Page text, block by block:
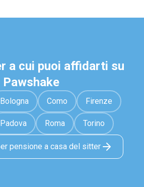
a cui puoi affidarti su
Pawshake
Bologna Como Firenze
Padova Roma Torino
pensione a casa del sitter